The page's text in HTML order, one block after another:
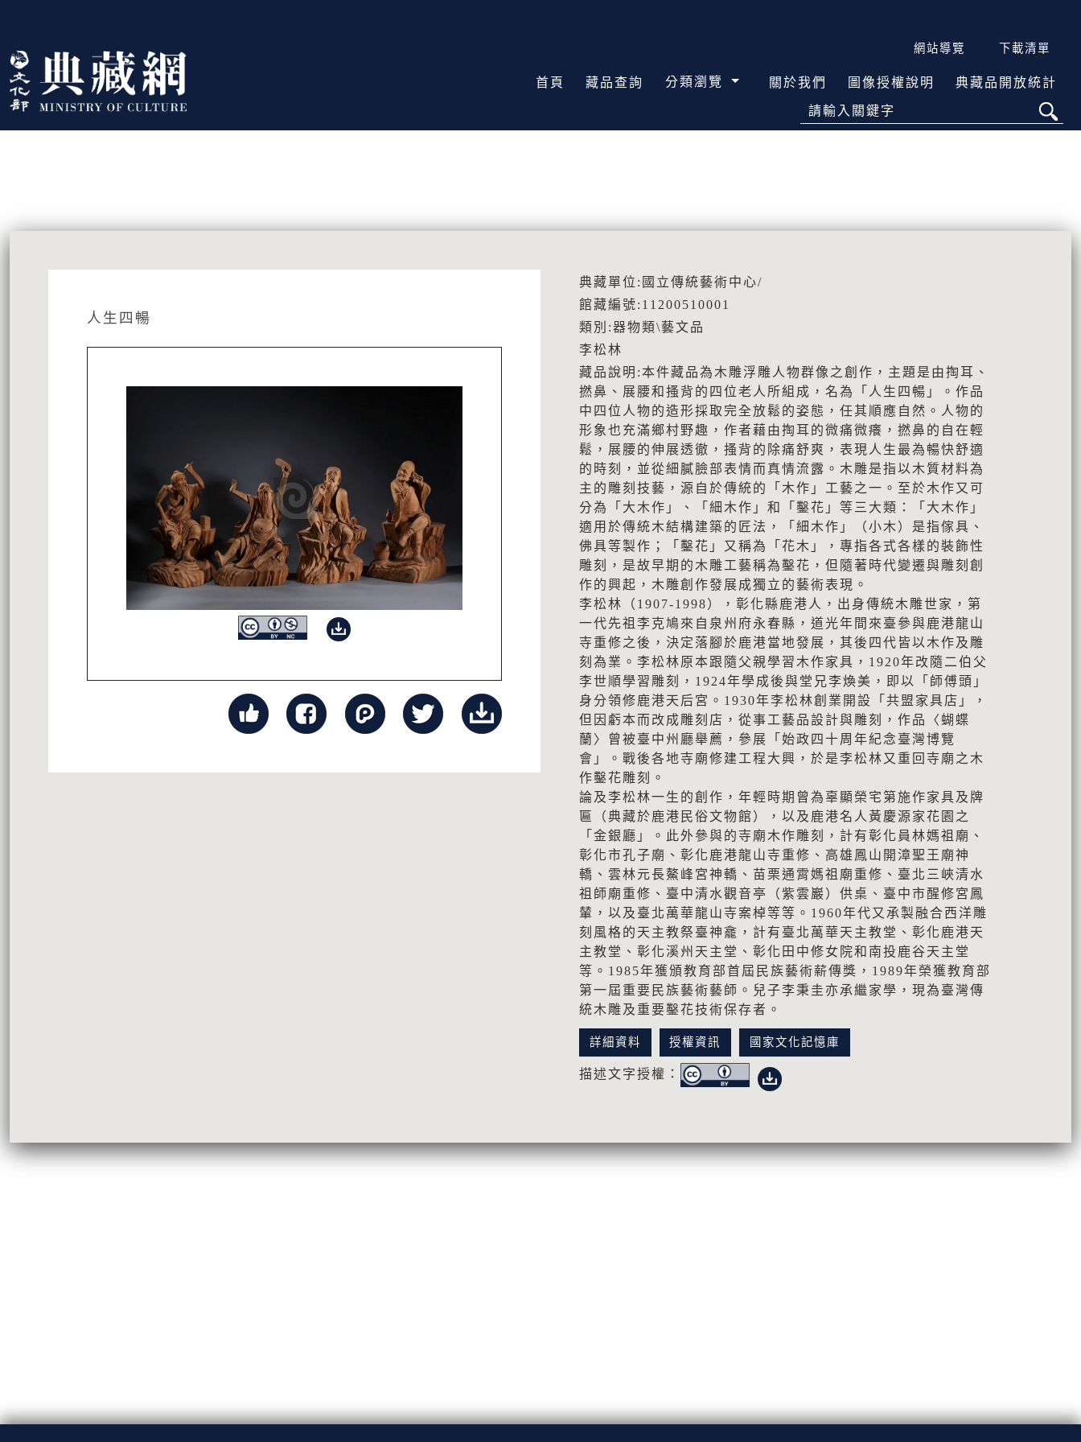
:::
網站導覽 下載清單
首頁 藏品查詢 分類瀏覽 關於我們 圖像授權說明 典藏品開放統計
請輸入關鍵字
人生四暢
典藏單位:國立傳統藝術中心/
館藏編號:11200510001
類別:器物類\藝文品
李松林
藏品說明:本件藏品為木雕浮雕人物群像之創作，主題是由掏耳、
撚鼻、展腰和搔背的四位老人所組成，名為「人生四暢」。作品
中四位人物的造形採取完全放鬆的姿態，任其順應自然。人物的
形象也充滿鄉村野趣，作者藉由掏耳的微痛微癢，撚鼻的自在輕
鬆，展腰的伸展透徹，搔背的除痛舒爽，表現人生最為暢快舒適
的時刻，並從細膩臉部表情而真情流露。木雕是指以木質材料為
主的雕刻技藝，源自於傳統的「木作」工藝之一。至於木作又可
分為「大木作」、「細木作」和「鑿花」等三大類：「大木作」
適用於傳統木結構建築的匠法，「細木作」（小木）是指傢具、
佛具等製作；「鑿花」又稱為「花木」，專指各式各樣的裝飾性
雕刻，是故早期的木雕工藝稱為鑿花，但隨著時代變遷與雕刻創
作的興起，木雕創作發展成獨立的藝術表現。
李松林（1907-1998），彰化縣鹿港人，出身傳統木雕世家，第
一代先祖李克鳩來自泉州府永春縣，道光年間來臺參與鹿港龍山
寺重修之後，決定落腳於鹿港當地發展，其後四代皆以木作及雕
刻為業。李松林原本跟隨父親學習木作家具，1920年改隨二伯父
李世順學習雕刻，1924年學成後與堂兄李煥美，即以「師傅頭」
身分領修鹿港天后宮。1930年李松林創業開設「共盟家具店」，
但因虧本而改成雕刻店，從事工藝品設計與雕刻，作品〈蝴蝶
蘭〉曾被臺中州廳舉薦，參展「始政四十周年紀念臺灣博覽
會」。戰後各地寺廟修建工程大興，於是李松林又重回寺廟之木
作鑿花雕刻。
論及李松林一生的創作，年輕時期曾為辜顯榮宅第施作家具及牌
匾（典藏於鹿港民俗文物館），以及鹿港名人黃慶源家花園之
「金銀廳」。此外參與的寺廟木作雕刻，計有彰化員林媽祖廟、
彰化市孔子廟、彰化鹿港龍山寺重修、高雄鳳山開漳聖王廟神
轎、雲林元長鰲峰宮神轎、苗栗通霄媽祖廟重修、臺北三峽清水
祖師廟重修、臺中清水觀音亭（紫雲巖）供桌、臺中市醒修宮鳳
輦，以及臺北萬華龍山寺案棹等等。1960年代又承製融合西洋雕
刻風格的天主教祭臺神龕，計有臺北萬華天主教堂、彰化鹿港天
主教堂、彰化溪州天主堂、彰化田中修女院和南投鹿谷天主堂
等。1985年獲頒教育部首屆民族藝術薪傳獎，1989年榮獲教育部
第一屆重要民族藝術藝師。兒子李秉圭亦承繼家學，現為臺灣傳
統木雕及重要鑿花技術保存者。
詳細資料 授權資訊 國家文化記憶庫
描述文字授權：